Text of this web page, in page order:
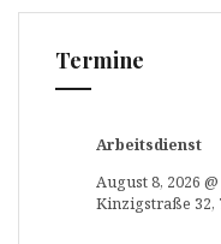
Termine
Arbeitsdienst
August 8, 2026 @
Kinzigstraße 32,